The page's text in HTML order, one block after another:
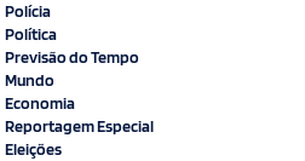
Polícia
Política
Previsão do Tempo
Mundo
Economia
Reportagem Especial
Eleições